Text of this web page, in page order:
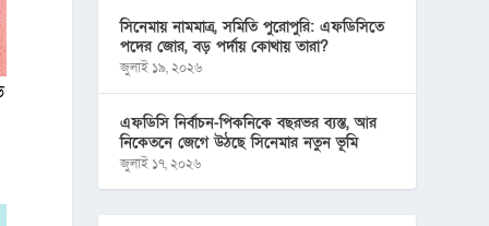
সিনেমায় নামমাত্র, সমিতি পুরোপুরি: এফডিসিতে
পদের জোর, বড় পর্দায় কোথায় তারা?
জুলাই ১৯, ২০২৬
এফডিসি নির্বাচন-পিকনিকে বছরভর ব্যস্ত, আর
নিকেতনে জেগে উঠছে সিনেমার নতুন ভূমি
জুলাই ১৭, ২০২৬